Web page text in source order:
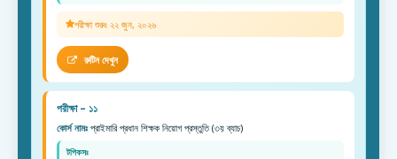
পরীক্ষা শুরুঃ ২২ জুন, ২০২৬
রুটিন দেখুন
পরীক্ষা – ১১
কোর্স নামঃ প্রাইমারি প্রধান শিক্ষক নিয়োগ প্রস্তুতি (৩য় ব্যাচ)
টপিকসঃ